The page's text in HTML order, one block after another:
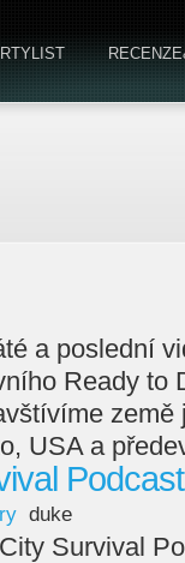
a poslední
Ready to
USA a
Podcast
duke
Survival